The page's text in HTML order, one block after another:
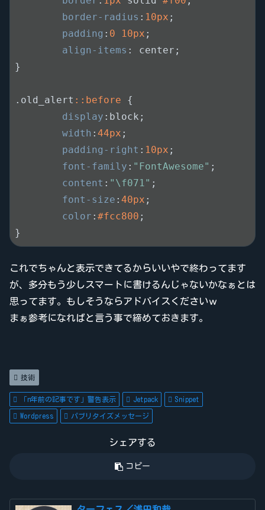
border-radius : 10px ;
padding : 0 10px ;
align-items : center;
}
.old_alert ::before {
display :block;
width : 44px ;
padding-right : 10px ;
font-family : "FontAwesome" ;
content : "\f071" ;
font-size : 40px ;
color : #fcc800 ;
}
これでちゃんと表示できてるからいいやで終わってます
が、多分もう少しスマートに書けるんじゃないかなぁとは
思ってます。もしそうならアドバイスくださいｗ
まぁ参考になればと言う事で締めておきます。
技術
「n年前の記事です」警告表示 Jetpack Snippet
Wordpress パブリタイズメッセージ
シェアする
コピー